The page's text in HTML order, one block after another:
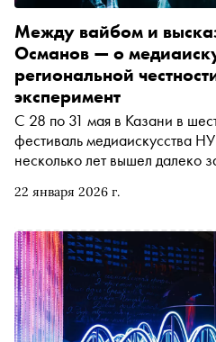
22 января 2026 г.
Между вайбом и
Османов — о
региональной
эксперимент
С 28 по 31 мая в Казани в
фестиваль медиаискусства
несколько лет вышел далеко
куратор НУРа, CEO
форматов к чистому
работе с
международного комьюнити и
экспериментом и зрелым